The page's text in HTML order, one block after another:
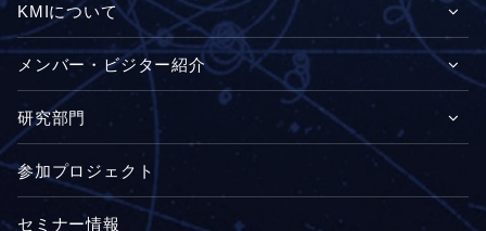
KMIについて
メンバー・ビジター紹介
研究部門
参加プロジェクト
セミナー情報